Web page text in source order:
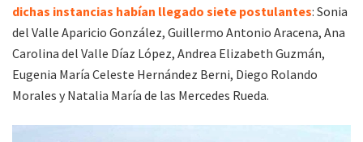
dichas instancias habían llegado siete postulantes: Sonia
del Valle Aparicio González, Guillermo Antonio Aracena, Ana
Carolina del Valle Díaz López, Andrea Elizabeth Guzmán,
Eugenia María Celeste Hernández Berni, Diego Rolando
Morales y Natalia María de las Mercedes Rueda.